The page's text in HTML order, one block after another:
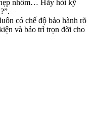
nhôm… Hãy hỏi kỹ
có chế độ bảo hành rõ
và bảo trì trọn đời cho